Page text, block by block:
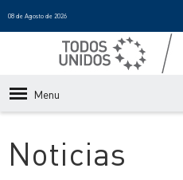
08 de Agosto de 2026
Menu
Noticias